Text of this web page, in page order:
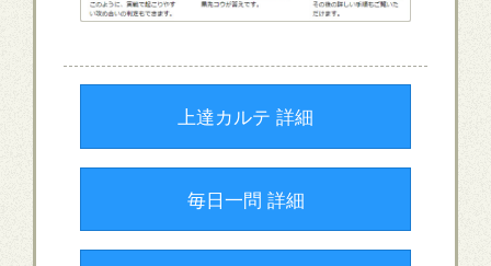
上達カルテ 詳細
毎日一問 詳細